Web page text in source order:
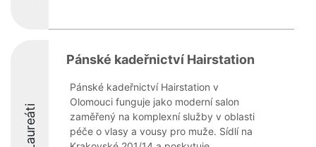
Laureáti
Pánské kadeřnictví Hairstation
Pánské kadeřnictví Hairstation v
Olomouci funguje jako moderní salon
zaměřený na komplexní služby v oblasti
péče o vlasy a vousy pro muže. Sídlí na